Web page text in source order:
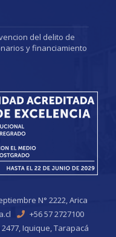
del delito de
y financiamiento
N° 2222, Arica
+56 57 2727100
Iquique, Tarapacá